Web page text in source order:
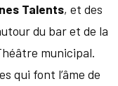
Talents, et des
du bar et de la
municipal.
qui font l’âme de